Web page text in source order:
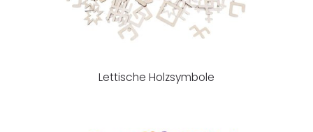
Lettische Holzsymbole